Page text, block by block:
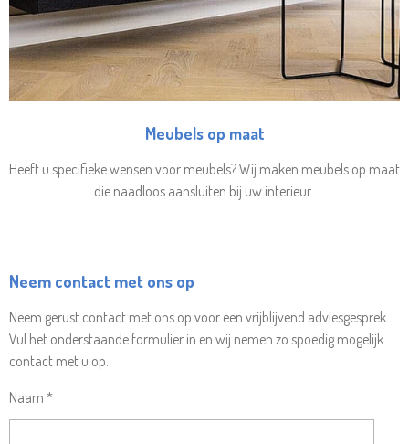
Meubels op maat
Heeft u specifieke wensen voor meubels? Wij maken meubels op maat
die naadloos aansluiten bij uw interieur.
Neem contact met ons op
Neem gerust contact met ons op voor een vrijblijvend adviesgesprek.
Vul het onderstaande formulier in en wij nemen zo spoedig mogelijk
contact met u op.
Naam *